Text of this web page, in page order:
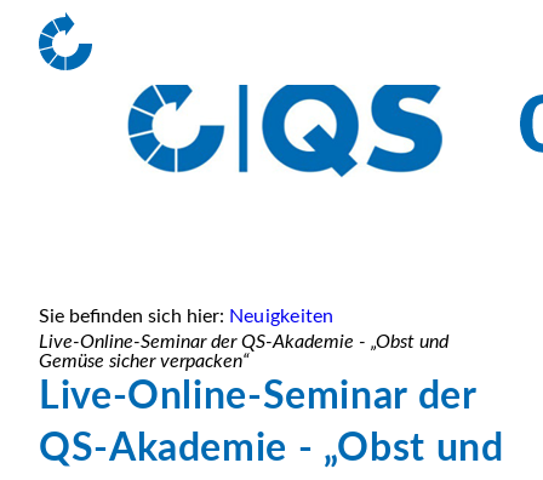
Sie befinden sich hier: Neuigkeiten
Live-Online-Seminar der QS-Akademie - „Obst und
Gemüse sicher verpacken“
Live-Online-Seminar der
QS-Akademie - „Obst und